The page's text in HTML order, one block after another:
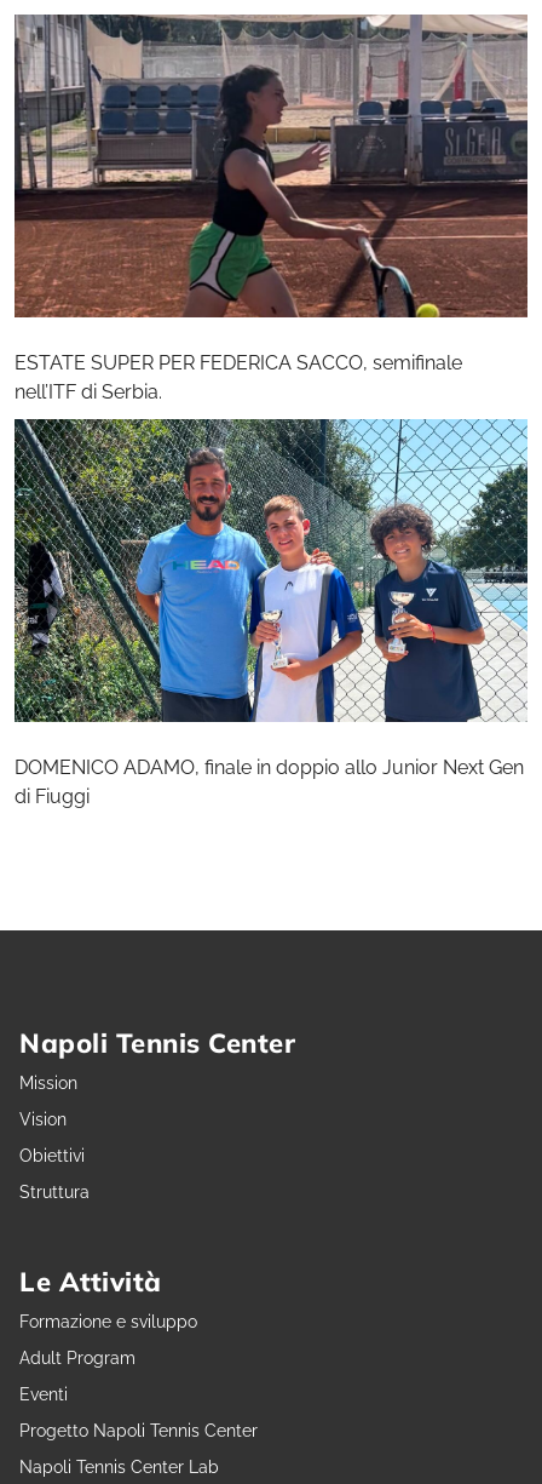
ESTATE SUPER PER FEDERICA SACCO, semifinale
nell’ITF di Serbia.
DOMENICO ADAMO, finale in doppio allo Junior Next Gen
di Fiuggi
Napoli Tennis Center
Mission
Vision
Obiettivi
Struttura
Le Attività
Formazione e sviluppo
Adult Program
Eventi
Progetto Napoli Tennis Center
Napoli Tennis Center Lab